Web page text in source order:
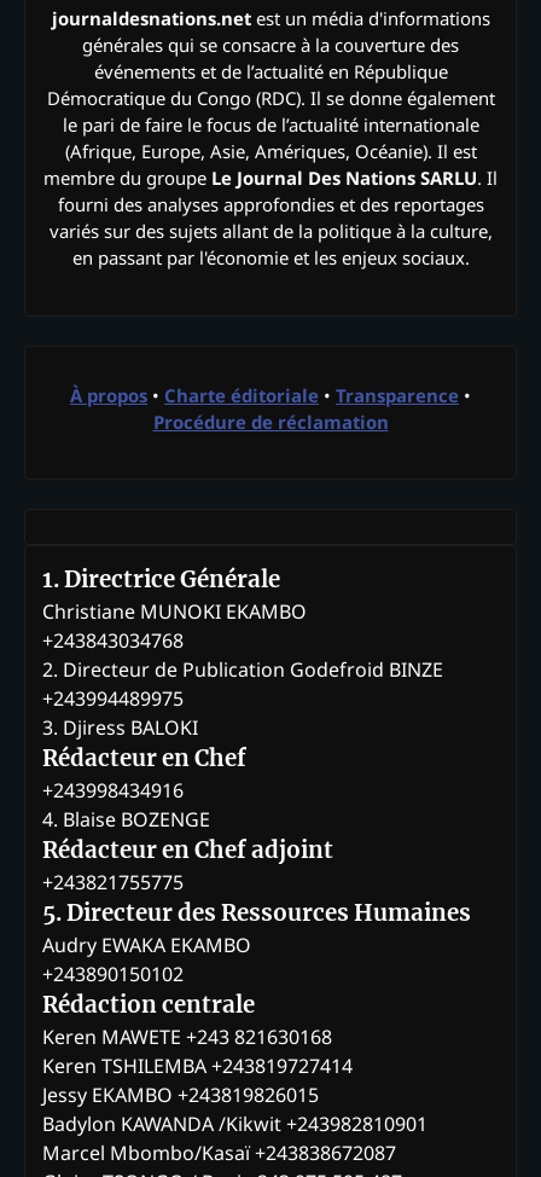
journaldesnations.netest un média d'informations
générales qui se consacre à la couverture des
événements et de l’actualité en République
Démocratique du Congo (RDC). Il se donne également
le pari de faire le focus de l’actualité internationale
(Afrique, Europe, Asie, Amériques, Océanie). Il est
membre du groupe Le Journal Des Nations SARLU. Il
fourni des analyses approfondies et des reportages
variés sur des sujets allant de la politique à la culture,
en passant par l'économie et les enjeux sociaux.
À propos • Charte éditoriale • Transparence •
Procédure de réclamation
1. Directrice Générale
Christiane MUNOKI EKAMBO
+243843034768
2. Directeur de Publication Godefroid BINZE
+243994489975
3. Djiress BALOKI
Rédacteur en Chef
+243998434916
4. Blaise BOZENGE
Rédacteur en Chef adjoint
+243821755775
5. Directeur des Ressources Humaines
Audry EWAKA EKAMBO
+243890150102
Rédaction centrale
Keren MAWETE +243 821630168
Keren TSHILEMBA +243819727414
Jessy EKAMBO +243819826015
Badylon KAWANDA /Kikwit +243982810901
Marcel Mbombo/Kasaï +243838672087